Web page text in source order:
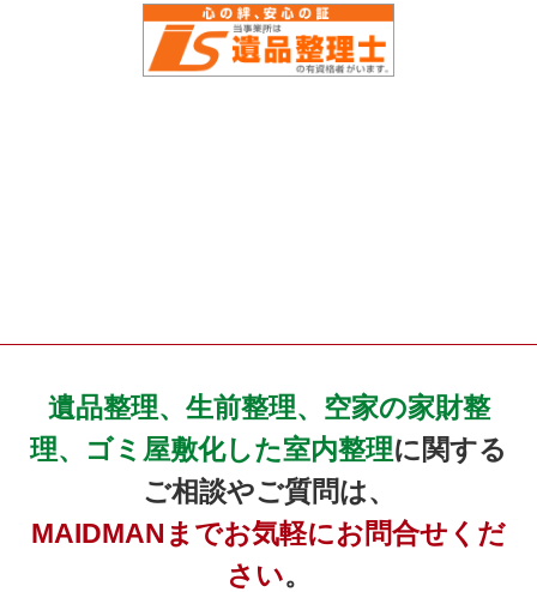
遺品整理、生前整理、空家の家財整
理、ゴミ屋敷化した室内整理に関する
ご相談やご質問は、
MAIDMANまでお気軽にお問合せくだ
さい。